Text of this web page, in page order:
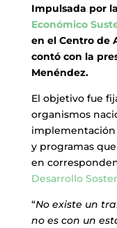
Impulsada por la
Económico
en el Centro de
contó con la
Menéndez.
El objetivo fue
organismos
implementación
y programas
en
Desarrollo
“No existe un
no es con un